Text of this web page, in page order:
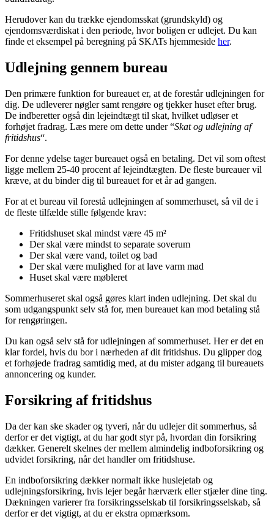
Herudover kan du trække ejendomsskat (grundskyld) og
ejendomsværdiskat i den periode, hvor boligen er udlejet. Du kan
finde et eksempel på beregning på SKATs hjemmeside her.
Udlejning gennem bureau
Den primære funktion for bureauet er, at de forestår udlejningen for
dig. De udleverer nøgler samt rengøre og tjekker huset efter brug.
De indberetter også din lejeindtægt til skat, hvilket udløser et
forhøjet fradrag. Læs mere om dette under “Skat og udlejning af
fritidshus“.
For denne ydelse tager bureauet også en betaling. Det vil som oftest
ligge mellem 25-40 procent af lejeindtægten. De fleste bureauer vil
kræve, at du binder dig til bureauet for et år ad gangen.
For at et bureau vil forestå udlejningen af sommerhuset, så vil de i
de fleste tilfælde stille følgende krav:
Fritidshuset skal mindst være 45 m²
Der skal være mindst to separate soverum
Der skal være vand, toilet og bad
Der skal være mulighed for at lave varm mad
Huset skal være møbleret
Sommerhuseret skal også gøres klart inden udlejning. Det skal du
som udgangspunkt selv stå for, men bureauet kan mod betaling stå
for rengøringen.
Du kan også selv stå for udlejningen af sommerhuset. Her er det en
klar fordel, hvis du bor i nærheden af dit fritidshus. Du glipper dog
et forhøjede fradrag samtidig med, at du mister adgang til bureauets
annoncering og kunder.
Forsikring af fritidshus
Da der kan ske skader og tyveri, når du udlejer dit sommerhus, så
derfor er det vigtigt, at du har godt styr på, hvordan din forsikring
dækker. Generelt skelnes der mellem almindelig indboforsikring og
udvidet forsikring, når det handler om fritidshuse.
En indboforsikring dækker normalt ikke huslejetab og
udlejningsforsikring, hvis lejer begår hærværk eller stjæler dine ting.
Dækningen varierer fra forsikringsselskab til forsikringsselskab, så
derfor er det vigtigt, at du er ekstra opmærksom.